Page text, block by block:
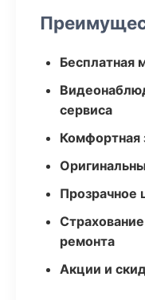
Бесплатная
сервиса
Комфортная
Прозрачное
ремонта
Акции и